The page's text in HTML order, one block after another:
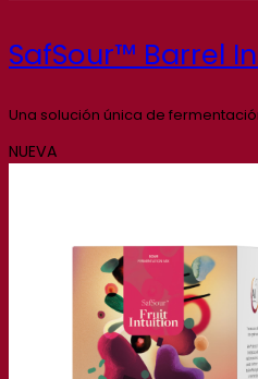
SafSour™ Barrel
Una solución única de
NUEVA